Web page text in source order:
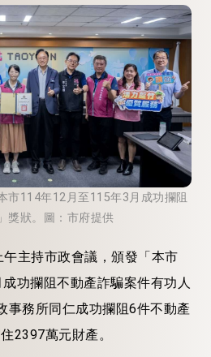
市114年12月至115年3月成功攔阻
獎狀。圖：市府提供
主持市政會議，頒發「本市
功攔阻不動產詐騙案件有功人
事務所同仁成功攔阻6件不動產
2397萬元財產。